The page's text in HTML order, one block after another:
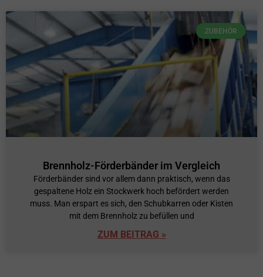
ZUBEHÖR
Brennholz-Förderbänder im Vergleich
Förderbänder sind vor allem dann praktisch, wenn das
gespaltene Holz ein Stockwerk hoch befördert werden
muss. Man erspart es sich, den Schubkarren oder Kisten
mit dem Brennholz zu befüllen und
ZUM BEITRAG »